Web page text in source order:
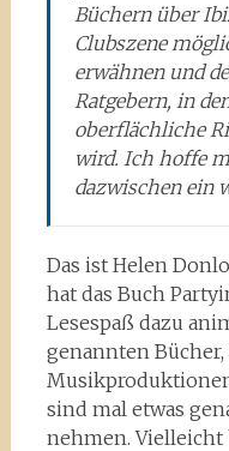
Büchern über
Clubszene
erwähnen und
Ratgebern, in
oberflächliche
wird. Ich hoffe
dazwischen ein
Das ist Helen
hat das Buch
Lesespaß dazu
genannten
sind mal etwas
nehmen.